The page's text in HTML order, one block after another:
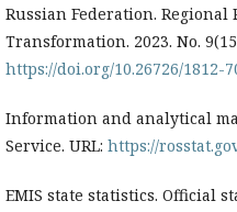
Russian Federation. Regional
Transformation. 2023. No.
https://doi.org/10.26726/1812-
Information and analytical
Service. URL: https://
EMIS state statistics. Official